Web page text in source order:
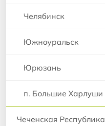
Челябинск
Южноуральск
Юрюзань
п. Большие Харлуши
Чеченская Республика